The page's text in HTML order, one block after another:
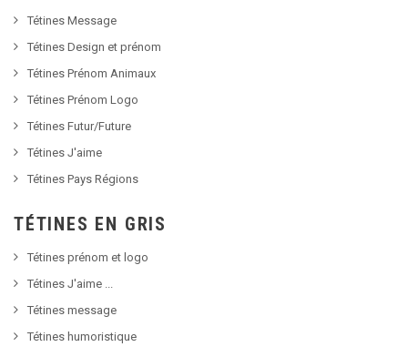
Tétines Message
Tétines Design et prénom
Tétines Prénom Animaux
Tétines Prénom Logo
Tétines Futur/Future
Tétines J'aime
Tétines Pays Régions
TÉTINES EN GRIS
Tétines prénom et logo
Tétines J'aime ...
Tétines message
Tétines humoristique